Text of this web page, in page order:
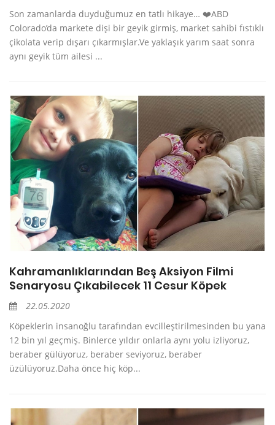
Son zamanlarda duyduğumuz en tatlı hikaye… ❤️ABD
Colorado’da markete dişi bir geyik girmiş, market sahibi fıstıklı
çikolata verip dışarı çıkarmışlar.Ve yaklaşık yarım saat sonra
aynı geyik tüm ailesi ...
Kahramanlıklarından Beş Aksiyon Filmi
Senaryosu Çıkabilecek 11 Cesur Köpek
22.05.2020
Köpeklerin insanoğlu tarafından evcilleştirilmesinden bu yana
12 bin yıl geçmiş. Binlerce yıldır onlarla aynı yolu izliyoruz,
beraber gülüyoruz, beraber seviyoruz, beraber
üzülüyoruz.Daha önce hiç köp...